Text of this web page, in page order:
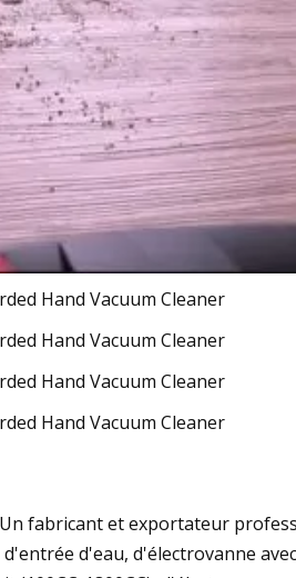
fabricant et exportateur
d'eau, d'électrovanne avec